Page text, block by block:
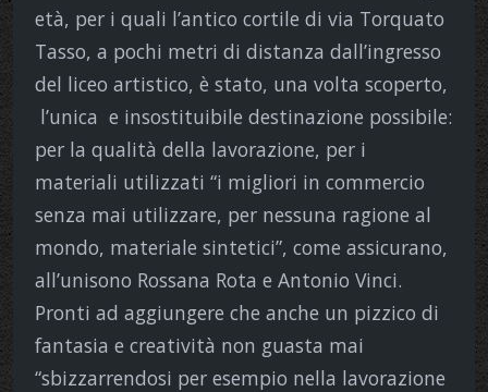
età, per i quali l’antico cortile di via Torquato
Tasso, a pochi metri di distanza dall’ingresso
del liceo artistico, è stato, una volta scoperto,
l’unica e insostituibile destinazione possibile:
per la qualità della lavorazione, per i
materiali utilizzati “i migliori in commercio
senza mai utilizzare, per nessuna ragione al
mondo, materiale sintetici”, come assicurano,
all’unisono Rossana Rota e Antonio Vinci.
Pronti ad aggiungere che anche un pizzico di
fantasia e creatività non guasta mai
“sbizzarrendosi per esempio nella lavorazione